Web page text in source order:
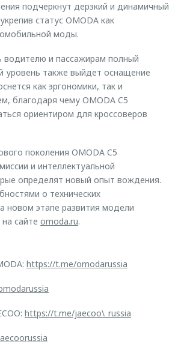
подчеркнут дерзкий и динамичный
статус OMODA как
моды.
водителю и пассажирам полный
уровень также выйдет оснащение
как эргономики, так и
благодаря чему OMODA C5
ориентиром для кроссоверов
поколения OMODA C5
и интеллектуальной
определят новый опыт вождения.
о технических
новом этапе развития модели
сайте omoda.ru.
https://t.me/omodarussia
https://t.me/jaecoo\_russia